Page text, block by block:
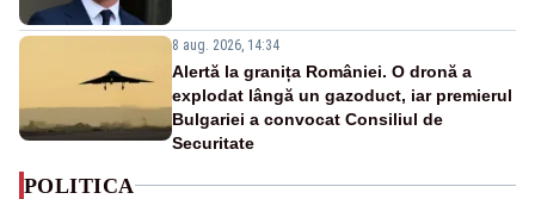
8 aug. 2026, 14:34
Alertă la granița României. O dronă a
explodat lângă un gazoduct, iar premierul
Bulgariei a convocat Consiliul de
Securitate
POLITICA